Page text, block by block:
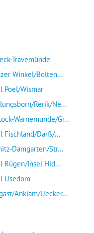
Travemünde
Winkel/Bolten...
Poel/Wismar
Rerik/Ne...
Warnemünde/Gr...
Fischland/Darß/...
Damgarten/Str...
Rügen/Insel Hid...
Usedom
Anklam/Uecker...